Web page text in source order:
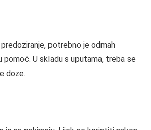
potrebno je odmah
U skladu s uputama, treba se
doze.